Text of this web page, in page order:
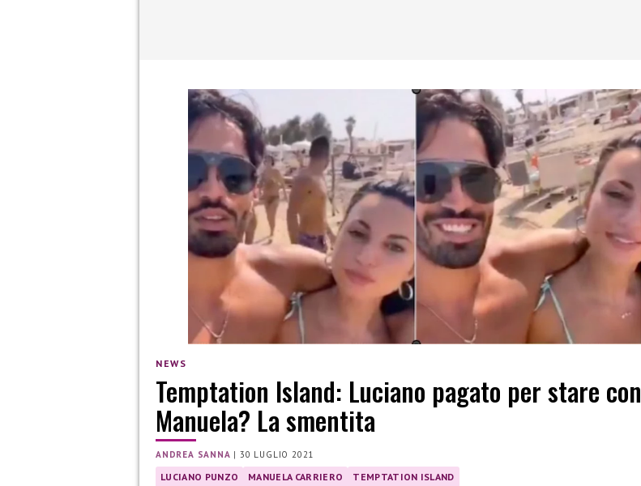
NEWS
Temptation Island: Luciano pagato per stare con
Manuela? La smentita
ANDREA SANNA |30 LUGLIO 2021
LUCIANO PUNZO MANUELA CARRIERO TEMPTATION ISLAND